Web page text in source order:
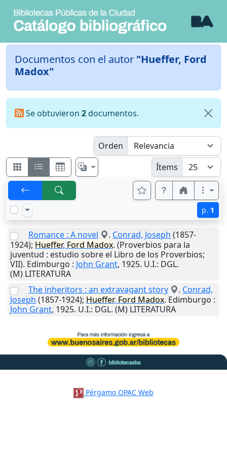
Documentos con el autor "Hueffer, Ford
Madox"
Se obtuvieron 2documentos.
Orden
Ítems
p. 1
Romance : A novel . Conrad, Joseph (1857-
1924); Hueffer, Ford Madox. (Proverbios para la
juventud : estudio sobre el Libro de los Proverbios;
VII). Edimburgo : John Grant, 1925. U.I.: DGL.
(M) LITERATURA
The inheritors : an extravagant story
. Conrad,
Joseph (1857-1924); Hueffer, Ford Madox. Edimburgo :
John Grant, 1925. U.I.: DGL. (M) LITERATURA
Pérgamo OPAC Web